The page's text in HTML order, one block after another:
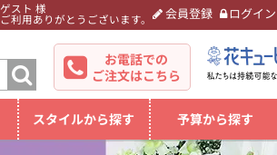
ゲスト 様
ご利用ありがとうございます。 会員登録 ログイン
お電話での
ご注文はこちら
スタイルから探す 予算から探す